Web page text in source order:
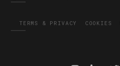
TERMS & PRIVACY COOKIES